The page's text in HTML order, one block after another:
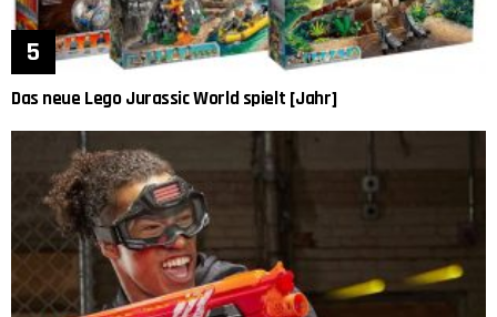
Das neue Lego Jurassic World spielt [Jahr]